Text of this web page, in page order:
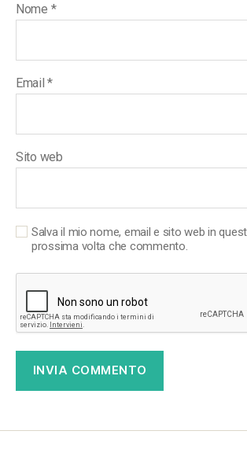
Nome *
Email*
Sito web
Salva il mio nome, email e sito web in
prossima volta che commento.